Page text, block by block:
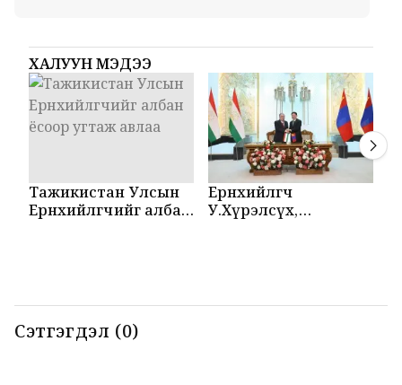
ХАЛУУН МЭДЭЭ
Тажикистан Улсын
Ерөнхийлөгчийг албан
Ерөнхийлөгч
У.Хүрэлсүх,
Сэтгэгдэл (0)